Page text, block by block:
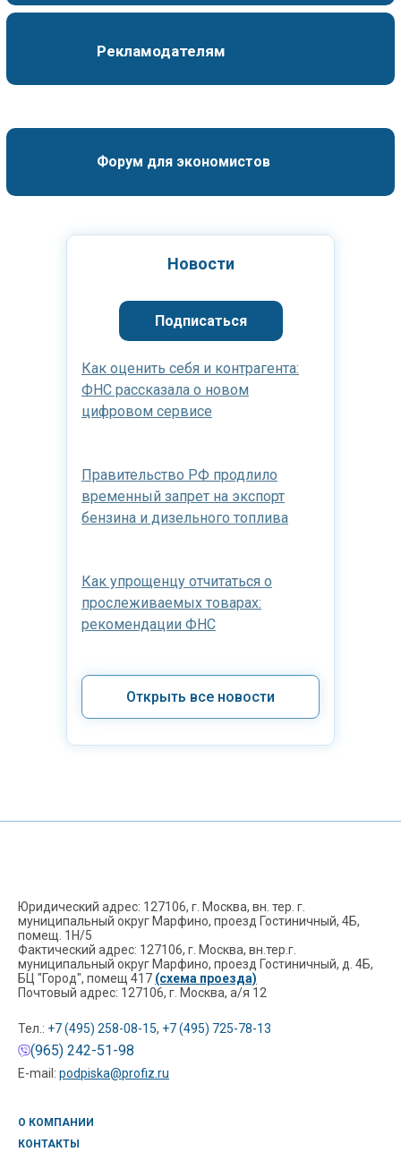
Рекламодателям
Форум для экономистов
Новости
Подписаться
Как оценить себя и контрагента:
ФНС рассказала о новом
цифровом сервисе
Правительство РФ продлило
временный запрет на экспорт
бензина и дизельного топлива
Как упрощенцу отчитаться о
прослеживаемых товарах:
рекомендации ФНС
Открыть все новости
Юридический адрес: 127106, г. Москва, вн. тер. г.
муниципальный округ Марфино, проезд Гостиничный, 4Б,
помещ. 1Н/5
Фактический адрес: 127106, г. Москва, вн.тер.г.
муниципальный округ Марфино, проезд Гостиничный, д. 4Б,
БЦ "Город", помещ 417 (схема проезда)
Почтовый адрес: 127106, г. Москва, а/я 12
Тел.: +7 (495) 258-08-15, +7 (495) 725-78-13
(965) 242-51-98
E-mail: podpiska@profiz.ru
О КОМПАНИИ
КОНТАКТЫ